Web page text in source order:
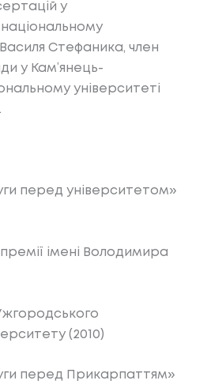
у
Василя Стефаника, член
у Кам’янець-
університеті
перед університетом»
імені Володимира
(2010)
перед Прикарпаттям»